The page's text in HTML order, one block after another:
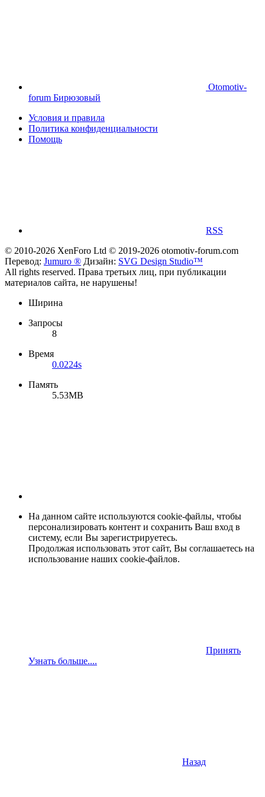
Otomotiv-
forum Бирюзовый
Условия и правила
Политика конфиденциальности
Помощь
RSS
© 2010-2026 XenForo Ltd © 2019-2026 otomotiv-forum.com
Перевод: Jumuro ® Дизайн: SVG Design Studio™
All rights reserved. Права третьих лиц, при публикации
материалов сайта, не нарушены!
Ширина
Запросы
8
Время
0.0224s
Память
5.53MB
На данном сайте используются cookie-файлы, чтобы
персонализировать контент и сохранить Ваш вход в
систему, если Вы зарегистрируетесь.
Продолжая использовать этот сайт, Вы соглашаетесь на
использование наших cookie-файлов.
Принять
Узнать больше....
Назад